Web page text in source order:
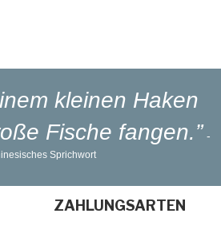
kleinen Haken
Fische fangen.” -
Sprichwort
ZAHLUNGSARTEN